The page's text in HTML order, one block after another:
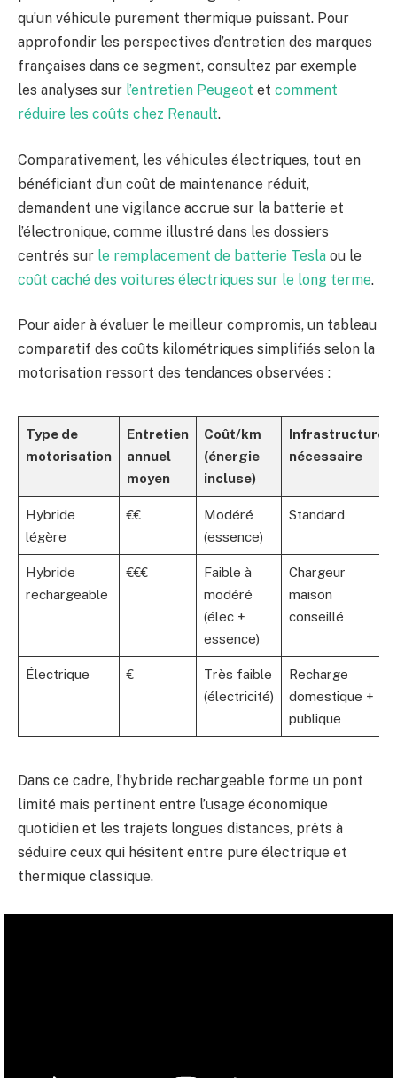
qu’un véhicule purement thermique puissant. Pour
approfondir les perspectives d’entretien des marques
françaises dans ce segment, consultez par exemple
les analyses sur l’entretien Peugeot et comment
réduire les coûts chez Renault.
Comparativement, les véhicules électriques, tout en
bénéficiant d’un coût de maintenance réduit,
demandent une vigilance accrue sur la batterie et
l’électronique, comme illustré dans les dossiers
centrés sur le remplacement de batterie Tesla ou le
coût caché des voitures électriques sur le long terme.
Pour aider à évaluer le meilleur compromis, un tableau
comparatif des coûts kilométriques simplifiés selon la
motorisation ressort des tendances observées :
Type de
motorisation
Entretien
annuel
moyen
Coût/km
(énergie
incluse)
Infrastructure
nécessaire
Hybride
légère
€€
Modéré
(essence)
Standard
Hybride
rechargeable
€€€
Faible à
modéré
(élec +
essence)
Chargeur
maison
conseillé
Électrique €
Très faible
(électricité)
Recharge
domestique +
publique
Dans ce cadre, l’hybride rechargeable forme un pont
limité mais pertinent entre l’usage économique
quotidien et les trajets longues distances, prêts à
séduire ceux qui hésitent entre pure électrique et
thermique classique.